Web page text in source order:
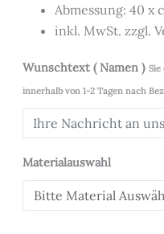
Abmessung: 40 x
inkl. MwSt. zzgl.
Wunschtext ( Namen )
innerhalb von 1-2 Tagen nach
Materialauswahl